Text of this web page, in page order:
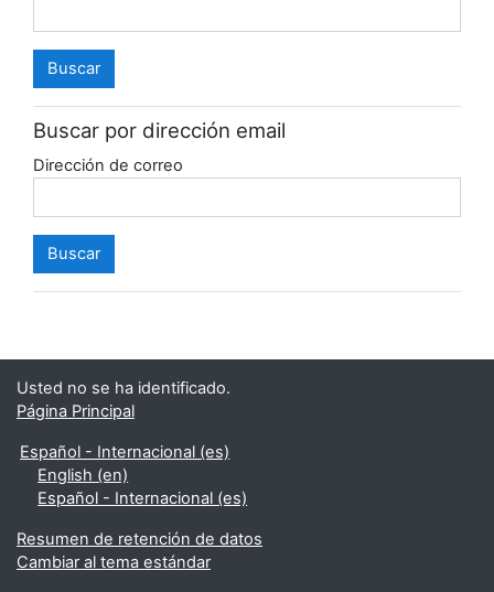
Buscar por dirección email
Dirección de correo
Usted no se ha identificado.
Página Principal
Español - Internacional ‎(es)‎
English ‎(en)‎
Español - Internacional ‎(es)‎
Resumen de retención de datos
Cambiar al tema estándar